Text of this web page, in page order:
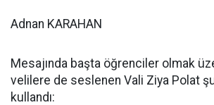
Adnan KARAHAN
Mesajında başta öğrenciler olmak
velilere de seslenen Vali Ziya Polat
kullandı: